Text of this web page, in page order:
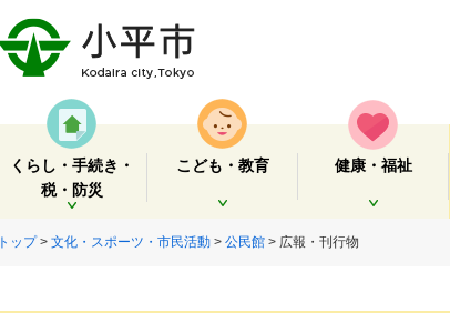
くらし・手続き・
税・防災
開く
こども・教育
開く
健康・福祉
トップ> 文化・スポーツ・市民活動 > 公民館 > 広報・刊行物